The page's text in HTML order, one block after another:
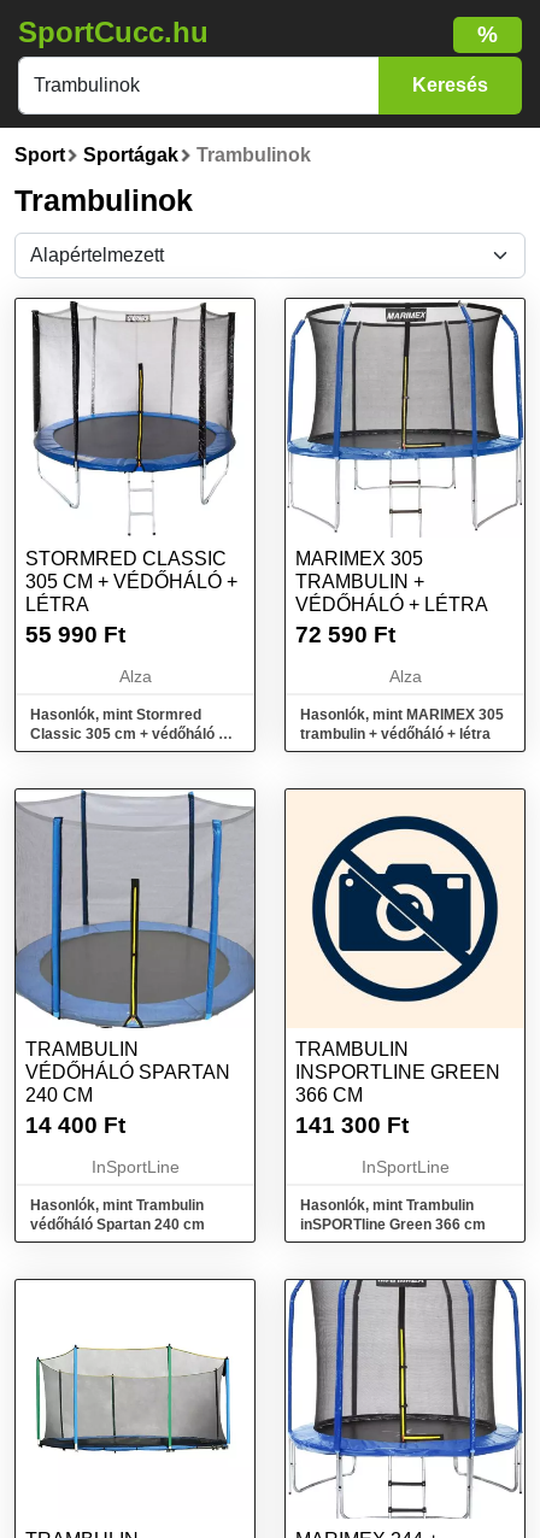
SportCucc.hu %
Sport Sportágak Trambulinok
Trambulinok
STORMRED CLASSIC
305 CM + VÉDŐHÁLÓ +
LÉTRA
55 990 Ft
Alza
Hasonlók, mint Stormred
Classic 305 cm + védőháló +
létra
MARIMEX 305
TRAMBULIN +
VÉDŐHÁLÓ + LÉTRA
72 590 Ft
Alza
Hasonlók, mint MARIMEX 305
trambulin + védőháló + létra
TRAMBULIN
VÉDŐHÁLÓ SPARTAN
240 CM
14 400 Ft
InSportLine
Hasonlók, mint Trambulin
védőháló Spartan 240 cm
TRAMBULIN
INSPORTLINE GREEN
366 CM
141 300 Ft
InSportLine
Hasonlók, mint Trambulin
inSPORTline Green 366 cm